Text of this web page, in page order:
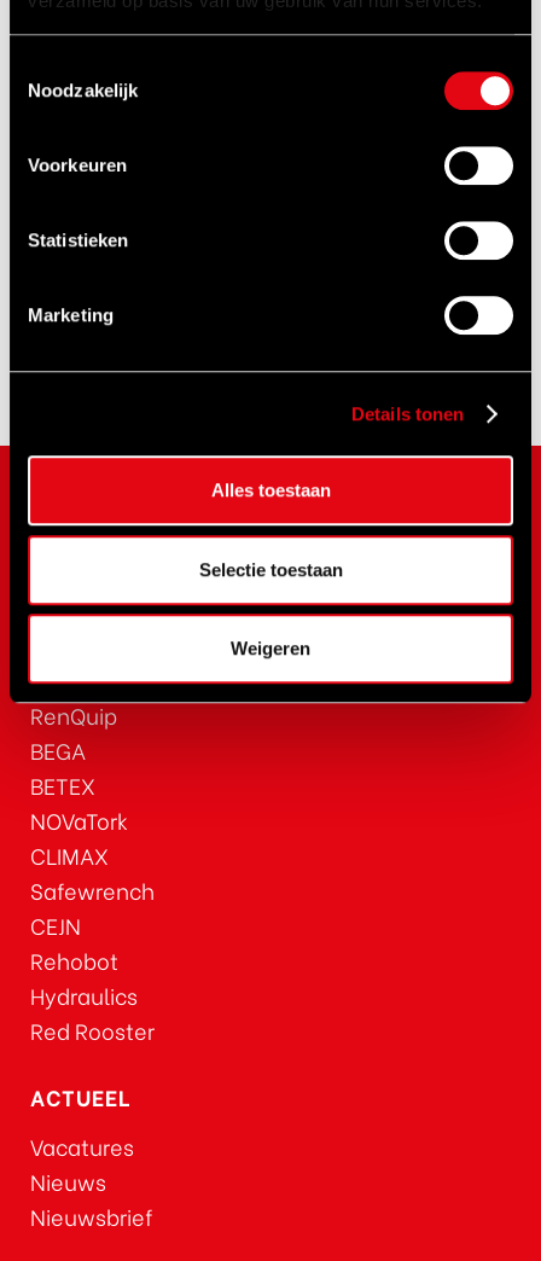
Noodzakelijk
Voorkeuren
Statistieken
Marketing
Details tonen
Alles toestaan
Selectie toestaan
Weigeren
1500 bar
Tensioner
en toebehoren
MERKEN
SPX Bolting
RAD Torque
RenQuip
BEGA
BETEX
NOVaTork
CLIMAX
Safewrench
CEJN
Rehobot
Hydraulics
Red Rooster
ACTUEEL
Vacatures
Nieuws
Nieuwsbrief